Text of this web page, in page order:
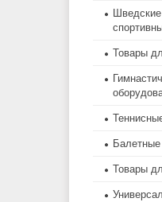
Шведские
Товары
Балетные
Товары